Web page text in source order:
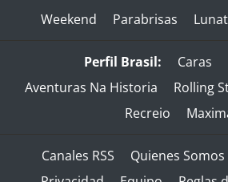
Weekend
Parabrisas
Perfil Brasil: Caras
Aventuras Na Historia
Rolling
Recreio
Canales RSS Quienes Somos